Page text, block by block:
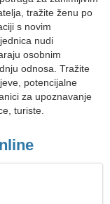
tražite ženu po
s novim
nudi
osobnim
odnosa. Tražite
potencijalne
za upoznavanje
turiste.